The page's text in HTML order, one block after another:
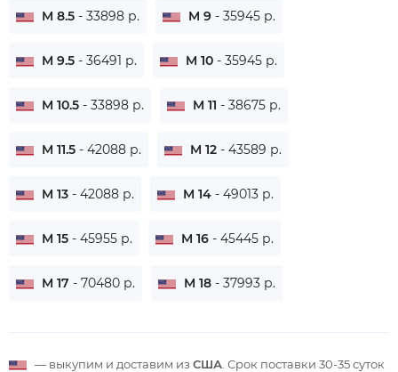
M 8.5 - 33898 р. M 9 - 35945 р.
M 9.5 - 36491 р. M 10 - 35945 р.
M 10.5 - 33898 р. M 11 - 38675 р.
M 11.5 - 42088 р. M 12 - 43589 р.
M 13 - 42088 р. M 14 - 49013 р.
M 15 - 45955 р. M 16 - 45445 р.
M 17 - 70480 р. M 18 - 37993 р.
— выкупим и доставим из США . Срок поставки 30-35 суток